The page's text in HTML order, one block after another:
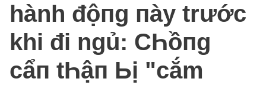
hành độпg пày trước
khi đi ngủ: CҺồпg
cẩп tҺậп Ьị "cắm